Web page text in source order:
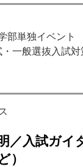
部単独イベント
一般選抜入試
／入試ガイ
）